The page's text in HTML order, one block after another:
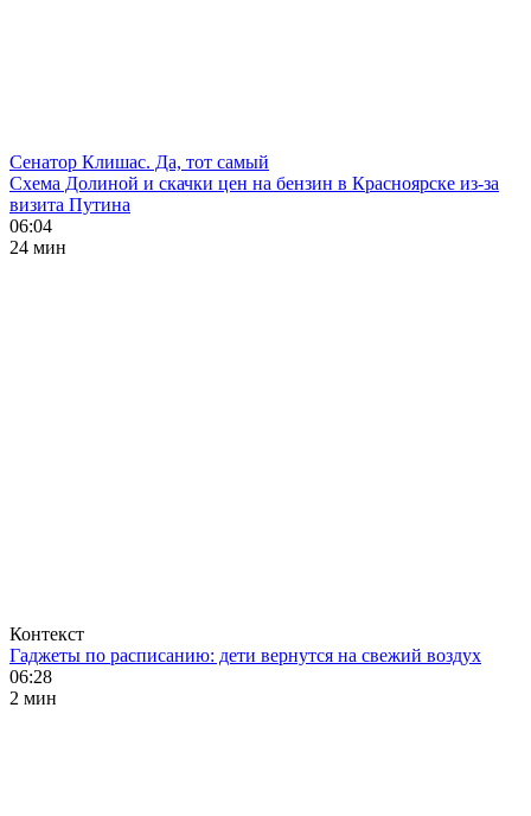
Сенатор Клишас. Да, тот самый
Схема Долиной и скачки цен на бензин в Красноярске из-за
визита Путина
06:04
24 мин
Контекст
Гаджеты по расписанию: дети вернутся на свежий воздух
06:28
2 мин